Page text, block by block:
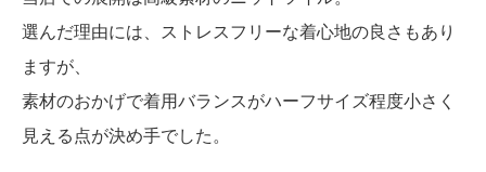
選んだ理由には、ストレスフリーな着心地の良さもあり
ますが、
素材のおかげで着用バランスがハーフサイズ程度小さく
見える点が決め手でした。